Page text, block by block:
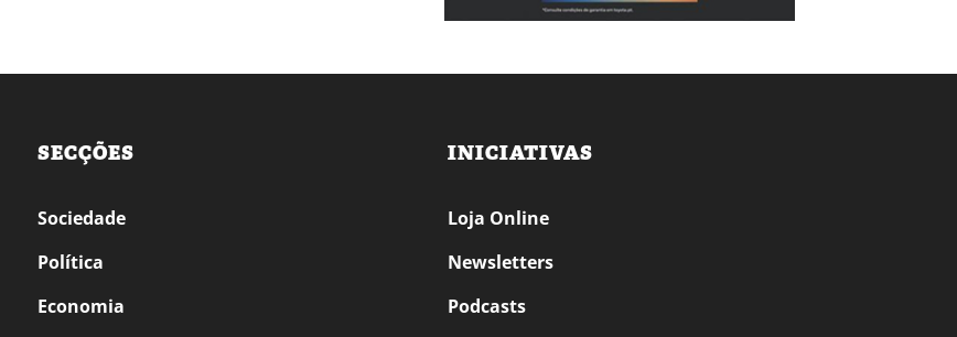
SECÇÕES
Sociedade
Política
Economia
INICIATIVAS
Loja Online
Newsletters
Podcasts